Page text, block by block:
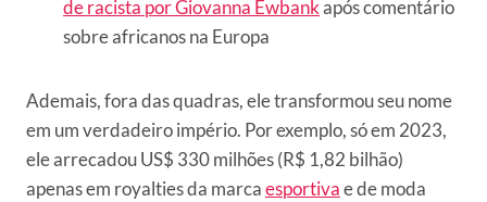
de racista por Giovanna Ewbankapós comentário
sobre africanos na Europa
Ademais, fora das quadras, ele transformou seu nome
em um verdadeiro império. Por exemplo, só em 2023,
ele arrecadou US$ 330 milhões (R$ 1,82 bilhão)
apenas em royalties da marcaesportivae de moda